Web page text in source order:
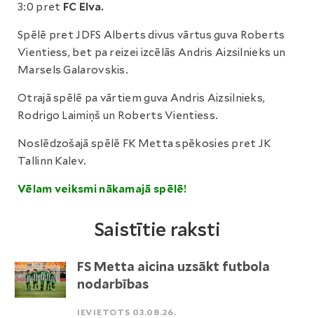
3:0 pret FC Elva.
Spēlē pret JDFS Alberts divus vārtus guva Roberts
Vientiess, bet pa reizei izcēlās Andris Aizsilnieks un
Marsels Galarovskis.
Otrajā spēlē pa vārtiem guva Andris Aizsilnieks,
Rodrigo Laimiņš un Roberts Vientiess.
Noslēdzošajā spēlē FK Metta spēkosies pret JK
Tallinn Kalev.
Vēlam veiksmi nākamajā spēlē!
Saistītie raksti
FS Metta aicina uzsākt futbola
nodarbības
IEVIETOTS 03.08.26.